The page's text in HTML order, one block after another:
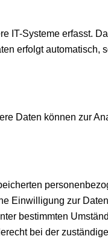
IT-Systeme erfasst.
erfolgt automatisch,
Daten können zur
Einwilligung zur
bestimmten
bei der